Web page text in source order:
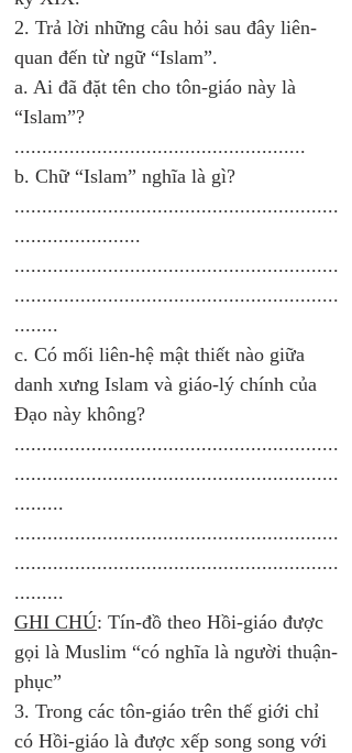
2. Trả lời những câu hỏi sau đây liên-
quan đến từ ngữ “Islam”.
a. Ai đã đặt tên cho tôn-giáo này là
“Islam”?
.....................................................
b. Chữ “Islam” nghĩa là gì?
...........................................................
.......................
...........................................................
...........................................................
........
c. Có mối liên-hệ mật thiết nào giữa
danh xưng Islam và giáo-lý chính của
Đạo này không?
...........................................................
...........................................................
.........
...........................................................
...........................................................
.........
GHI CHÚ: Tín-đồ theo Hồi-giáo được
gọi là Muslim “có nghĩa là người thuận-
phục”
3. Trong các tôn-giáo trên thế giới chỉ
có Hồi-giáo là được xếp song song với